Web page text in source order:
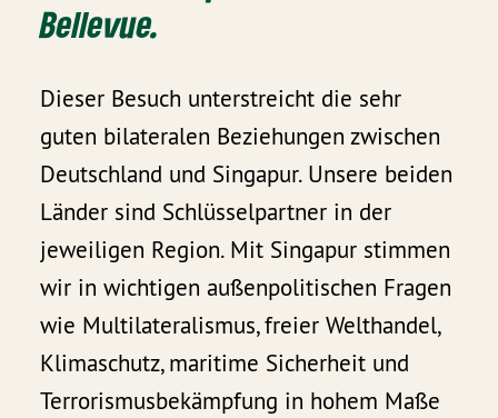
Bellevue.
Dieser Besuch unterstreicht die sehr
guten bilateralen Beziehungen zwischen
Deutschland und Singapur. Unsere beiden
Länder sind Schlüsselpartner in der
jeweiligen Region. Mit Singapur stimmen
wir in wichtigen außenpolitischen Fragen
wie Multilateralismus, freier Welthandel,
Klimaschutz, maritime Sicherheit und
Terrorismusbekämpfung in hohem Maße